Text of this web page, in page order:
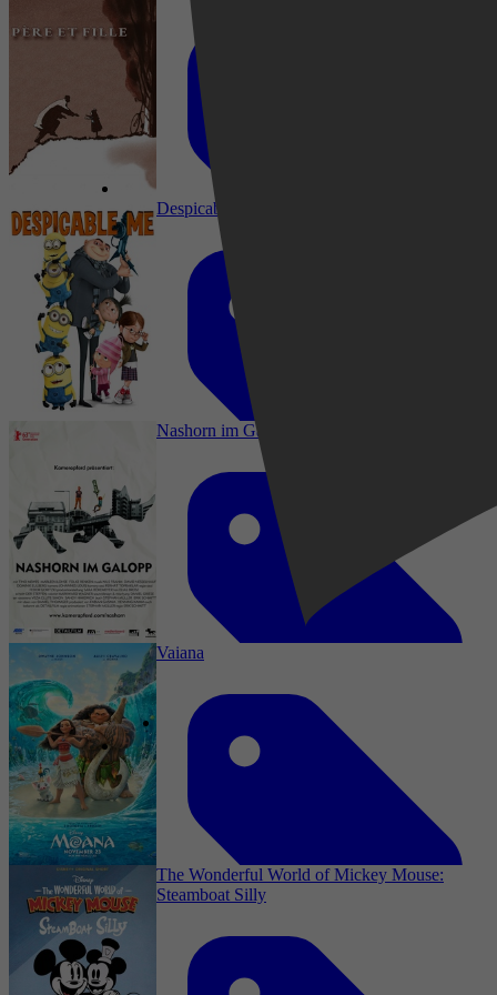
Drama, Animatie, Animation, Short
1 januari 2025
Despicable Me
Crime, Comedy, Adventure, Family, Fantasy,
Animation
Nashorn im Galopp
Drama, Romantiek, Komedie, Comedy,
Animatie, Family, Romance, Animation, Short
Vaiana
The Wonderful World of Mickey Mouse:
Steamboat Silly